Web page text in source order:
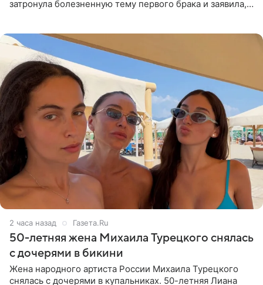
затронула болезненную тему первого брака и заявила,
2 часа назад Газета.Ru
50-летняя жена Михаила Турецкого снялась
с дочерями в бикини
Жена народного артиста России Михаила Турецкого
снялась с дочерями в купальниках. 50-летняя Лиана